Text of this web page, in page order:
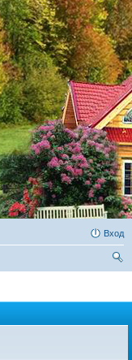
Вход